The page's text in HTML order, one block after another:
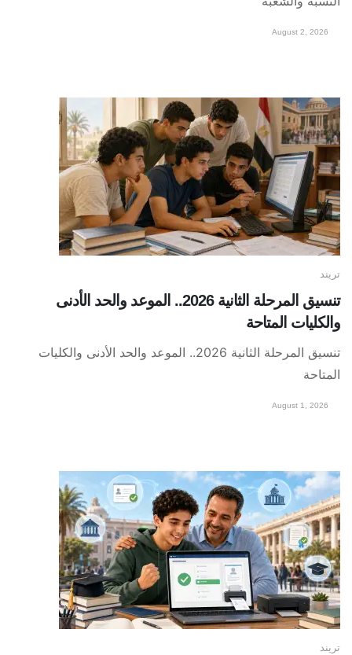
August 2, 2026
تريند
تنسيق المرحلة الثانية 2026.. الموعد والحد الأدنى
والكليات المتاحة
تنسيق المرحلة الثانية 2026.. الموعد والحد الأدنى والكليات
المتاحة
August 1, 2026
تريند